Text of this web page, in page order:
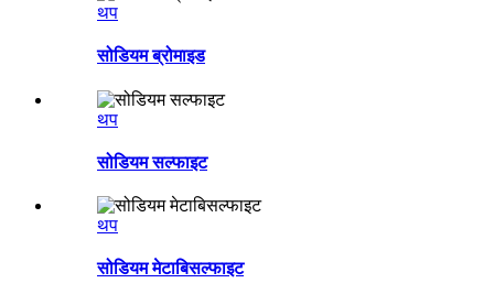
थप
सोडियम ब्रोमाइड
थप
सोडियम सल्फाइट
थप
सोडियम मेटाबिसल्फाइट